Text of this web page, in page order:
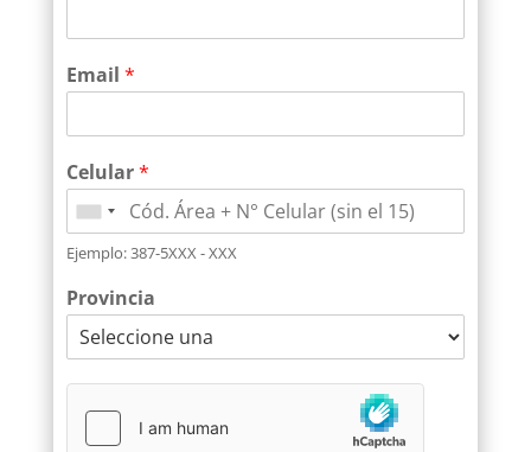
Email *
Celular*
Ejemplo: 387-5XXX - XXX
Provincia